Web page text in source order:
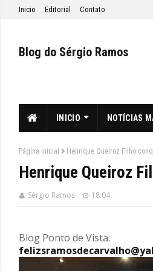
Inicio Editorial Contato
Blog do Sérgio Ramos
INICIO NOTÍCIAS
Página inicial Henrique Queiroz Filho
Henrique Queiroz
Sérgio Ramos 18:04
Blog Ponto de Vista: